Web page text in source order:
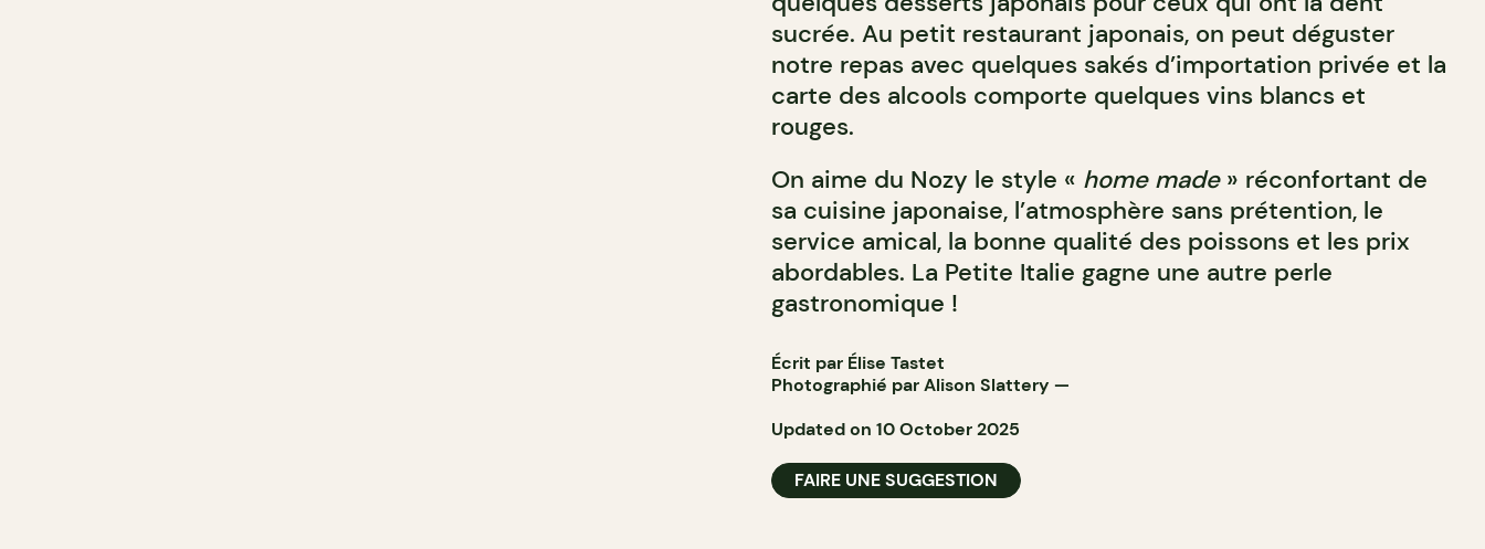
sucrée. Au petit restaurant japonais, on peut déguster
notre repas avec quelques sakés d’importation privée et la
carte des alcools comporte quelques vins blancs et
rouges.
On aime du Nozy le style « home made» réconfortant de
sa cuisine japonaise, l’atmosphère sans prétention, le
service amical, la bonne qualité des poissons et les prix
abordables. La Petite Italie gagne une autre perle
gastronomique !
Écrit par Élise Tastet
Photographié parAlison Slattery —
Updated on 10 October 2025
FAIRE UNE SUGGESTION